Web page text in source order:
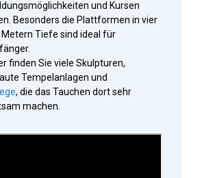
und Kursen
Besonders die Plattformen in vier
Tiefe sind ideal für
finden Sie viele Skulpturen,
Tempelanlagen und
, die das Tauchen dort sehr
machen.